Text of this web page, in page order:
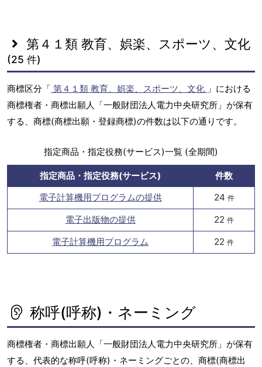
第４１類 教育、娯楽、スポーツ、文化
(25 件)
商標区分「 第４１類 教育、娯楽、スポーツ、文化 」における
商標権者・商標出願人「一般財団法人電力中央研究所」が保有
する、商標(商標出願・登録商標)の件数は以下の通りです。
指定商品・指定役務(サービス)一覧 (全期間)
指定商品・指定役務(サービス)
件数
電子計算機用プログラムの提供
24 件
電子出版物の提供 22 件
電子計算機用プログラム 22 件
称呼(呼称)・ネーミング
商標権者・商標出願人「一般財団法人電力中央研究所」が保有
する、代表的な称呼(呼称)・ネーミングごとの、商標(商標出